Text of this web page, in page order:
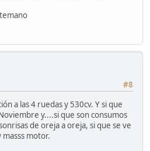
#8
a las 4 ruedas y 530cv. Y si que
y....si que son consumos
de oreja a oreja, si que se ve
masss motor.